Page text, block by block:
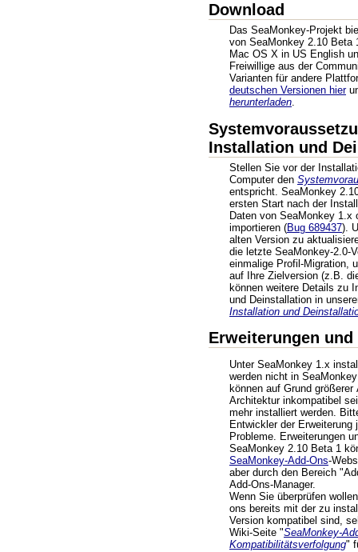
Download
Das SeaMonkey-Projekt
von SeaMonkey 2.10 Beta
Mac OS X in US English
Freiwillige aus der
Varianten für andere
deutschen Versionen hier
herunterladen.
Installation und
Stellen Sie vor der
Computer den
entspricht. SeaMonkey
ersten Start nach der
Daten von SeaMonkey 1.x
importieren (Bug 689437).
alten Version zu
die letzte SeaMonkey-2.0-
einmalige Profil-Migration,
auf Ihre Zielversion (z.B.
können weitere Details zu
und Deinstallation in
Installation und
Erweiterungen und
Unter SeaMonkey 1.x
werden nicht in
können auf Grund
Architektur inkompatibel
mehr installiert werden.
Entwickler der Erweiterung
Probleme. Erweiterungen
SeaMonkey 2.10 Beta 1
SeaMonkey-Add-Ons-
aber durch den Bereich
Add-Ons-Manager.
Wenn Sie überprüfen
ons bereits mit der zu
Version kompatibel sind,
Wiki-Seite "SeaMonkey-
Kompatibilitätsverfolgung"